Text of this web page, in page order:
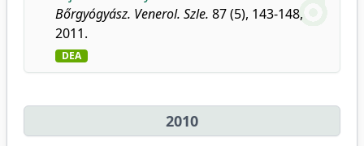
Bőrgyógyász. Venerol. Szle. 87 (5), 143-148,
2011.
DEA
2010